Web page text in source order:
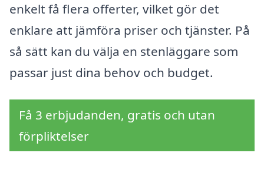
enkelt få flera offerter, vilket gör det
enklare att jämföra priser och tjänster. På
så sätt kan du välja en stenläggare som
passar just dina behov och budget.
Få 3 erbjudanden, gratis och utan
förpliktelser